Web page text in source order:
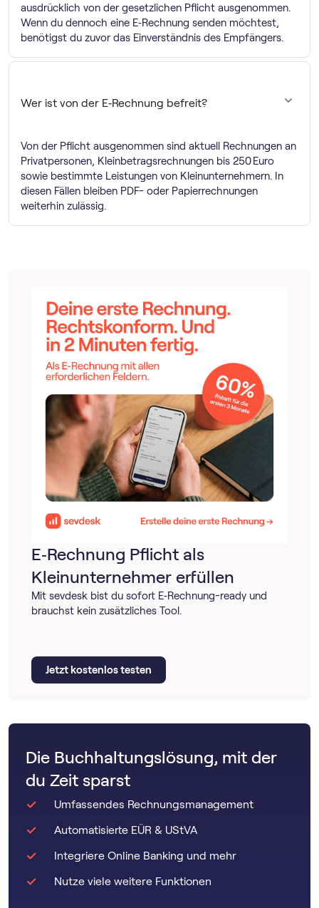
E‑Rechnung Pflicht als
Kleinunternehmer erfüllen
Mit sevdesk bist du sofort E‑Rechnung-ready und
brauchst kein zusätzliches Tool.
Jetzt kostenlos testen
ausdrücklich von der gesetzlichen Pflicht ausgenommen.
Wenn du dennoch eine E‑Rechnung senden möchtest,
benötigst du zuvor das Einverständnis des Empfängers.
Wer ist von der E‑Rechnung befreit?
Von der Pflicht ausgenommen sind aktuell Rechnungen an
Privatpersonen, Kleinbetragsrechnungen bis 250 Euro
sowie bestimmte Leistungen von Kleinunternehmern. In
diesen Fällen bleiben PDF- oder Papierrechnungen
weiterhin zulässig.
Die Buchhaltungslösung, mit der
du Zeit sparst
Umfassendes Rechnungsmanagement
Automatisierte EÜR & UStVA
Integriere Online Banking und mehr
Nutze viele weitere Funktionen